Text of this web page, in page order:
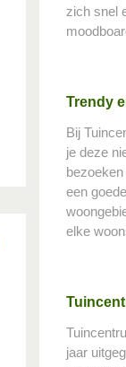
zich snel
Trendy
Bij
je deze
een
elke
jaar